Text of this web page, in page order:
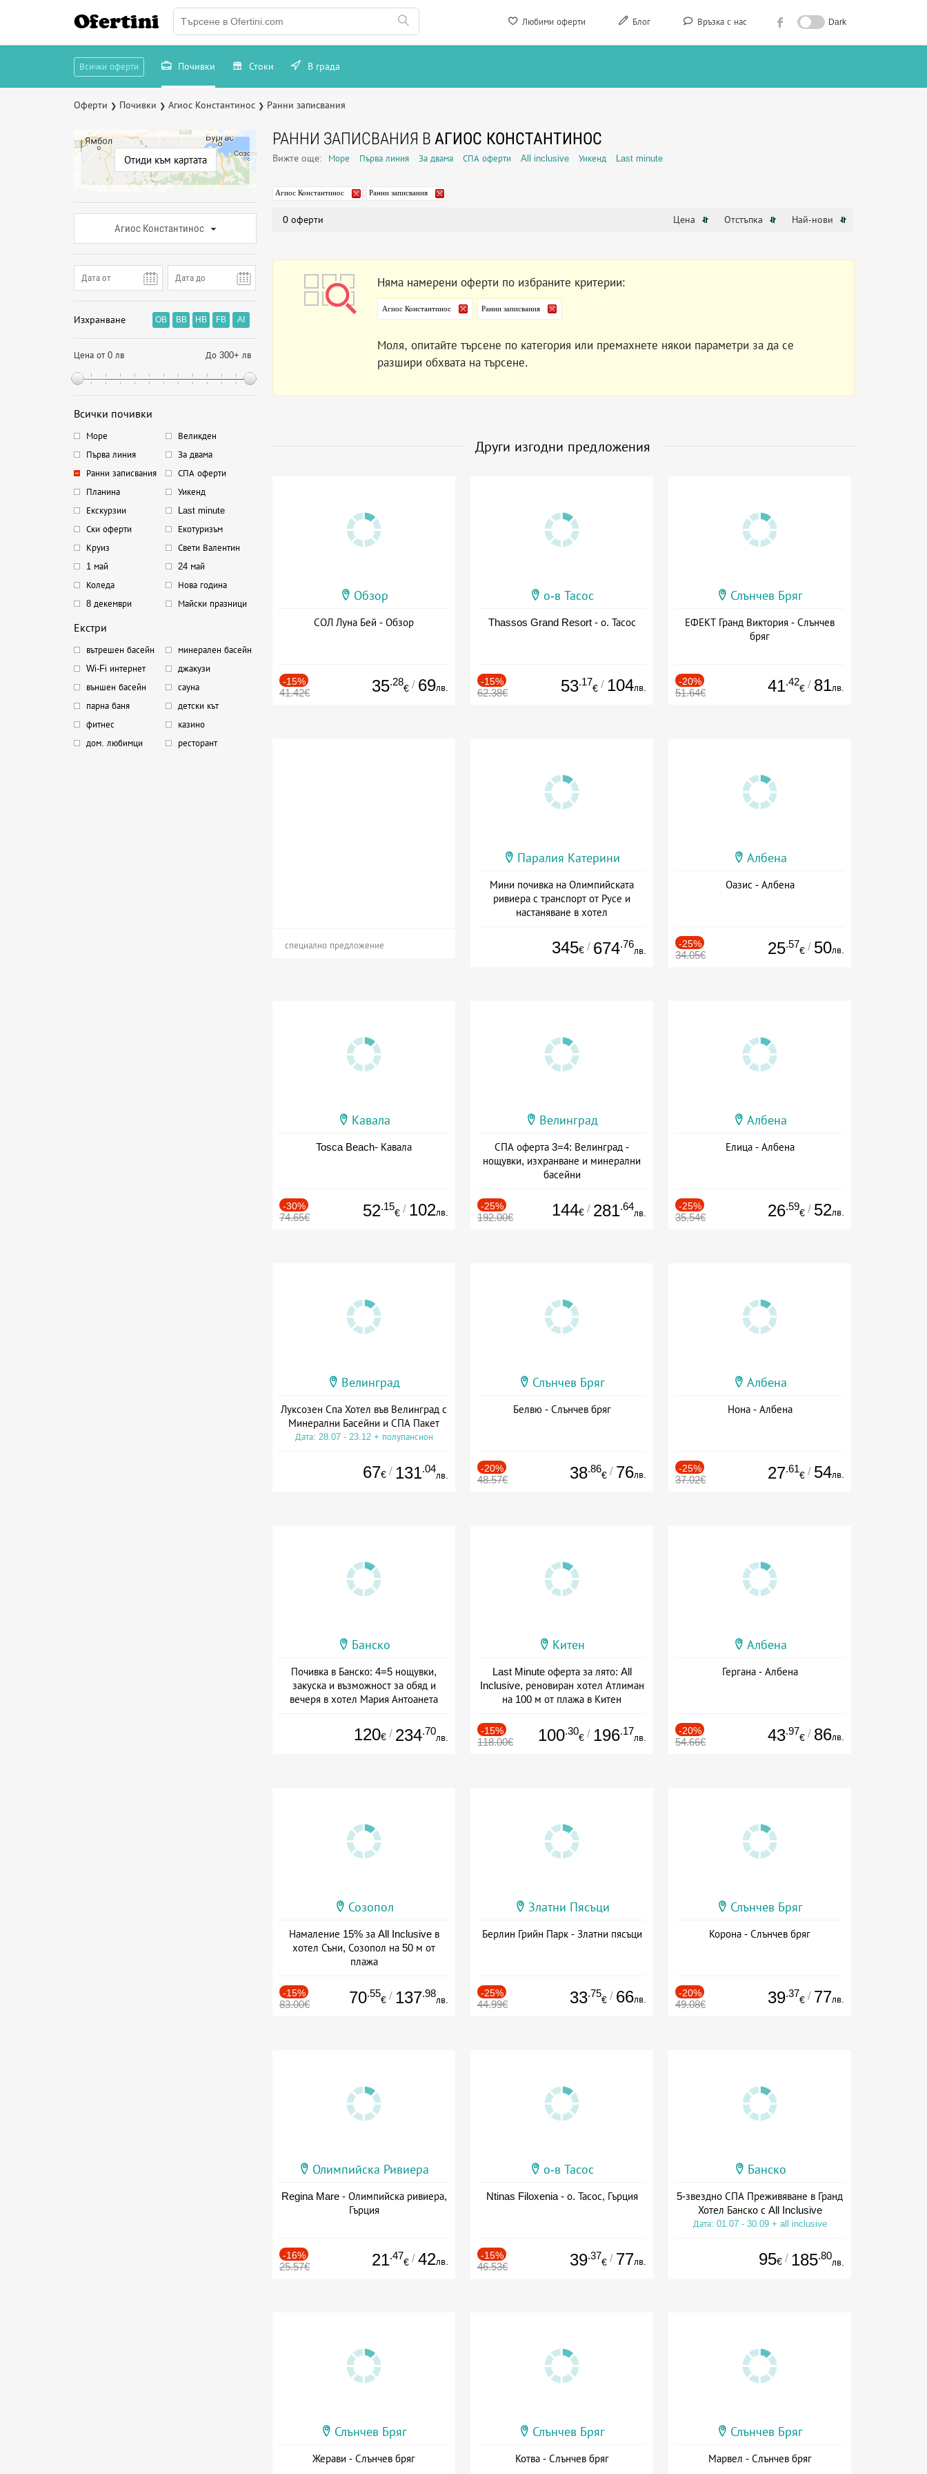
Любими оферти Блог Връзка с нас Dark
Ofertini
Всички оферти Почивки Стоки В града
Оферти ❯ Почивки ❯ Агиос Константинос ❯ Ранни записвания
Отиди към картата
Агиос Константинос
Изхранване OB BB HB FB AI
Цена от 0 лв До 300+ лв
Всички почивки
Море
Великден
Първа линия
За двама
Ранни записвания
СПА оферти
Планина
Уикенд
Екскурзии
Last minute
Ски оферти
Екотуризъм
Круиз
Свети Валентин
1 май
24 май
Коледа
Нова година
8 декември
Майски празници
Екстри
вътрешен басейн
минерален басейн
Wi-Fi интернет
джакузи
външен басейн
сауна
парна баня
детски кът
фитнес
казино
дом. любимци
ресторант
РАННИ ЗАПИСВАНИЯ В АГИОС КОНСТАНТИНОС
Вижте още: Море Първа линия За двама СПА оферти All inclusive Уикенд Last minute
Агиос Константинос Ранни записвания
0 оферти Цена Отстъпка Най-нови
Няма намерени оферти по избраните критерии:
Агиос Константинос Ранни записвания
Моля, опитайте търсене по категория или премахнете някои параметри за да се
разшири обхвата на търсене.
Други изгодни предложения
Обзор
СОЛ Луна Бей - Обзор
-15%
41.42€ 35.28
€ / 69лв.
о-в Тасос
Thassos Grand Resort - о. Тасос
-15%
62.38€ 53.17
€ / 104лв.
Слънчев Бряг
ЕФЕКТ Гранд Виктория - Слънчев
бряг
-20%
51.64€ 41.42
€ / 81лв.
специално предложение
Паралия Катерини
Мини почивка на Олимпийската
ривиера с транспорт от Русе и
настаняване в хотел
345€ / 674.76
лв.
Албена
Оазис - Албена
-25%
34.05€ 25.57
€ / 50лв.
Кавала
Tosca Beach- Кавала
-30%
74.65€ 52.15
€ / 102лв.
Велинград
СПА оферта 3=4: Велинград -
нощувки, изхранване и минерални
басейни
-25%
192.00€ 144€ / 281.64
лв.
Албена
Елица - Албена
-25%
35.54€ 26.59
€ / 52лв.
Велинград
Луксозен Спа Хотел във Велинград с
Минерални Басейни и СПА Пакет
Дата: 28.07 - 23.12 + полупансион
67€ / 131.04
лв.
Слънчев Бряг
Белвю - Слънчев бряг
-20%
48.57€ 38.86
€ / 76лв.
Албена
Нона - Албена
-25%
37.02€ 27.61
€ / 54лв.
Банско
Почивка в Банско: 4=5 нощувки,
закуска и възможност за обяд и
вечеря в хотел Мария Антоанета
120€ / 234.70
лв.
Китен
Last Minute оферта за лято: All
Inclusive, реновиран хотел Атлиман
на 100 м от плажа в Китен
-15%
118.00€ 100.30
€ / 196.17
лв.
Албена
Гергана - Албена
-20%
54.66€ 43.97
€ / 86лв.
Созопол
Намаление 15% за All Inclusive в
хотел Съни, Созопол на 50 м от
плажа
-15%
83.00€ 70.55
€ / 137.98
лв.
Златни Пясъци
Берлин Грийн Парк - Златни пясъци
-25%
44.99€ 33.75
€ / 66лв.
Слънчев Бряг
Корона - Слънчев бряг
-20%
49.08€ 39.37
€ / 77лв.
Олимпийска Ривиера
Regina Mare - Олимпийска ривиера,
Гърция
-16%
25.57€ 21.47
€ / 42лв.
о-в Тасос
Ntinas Filoxenia - о. Тасос, Гърция
-15%
46.53€ 39.37
€ / 77лв.
Банско
5-звездно СПА Преживяване в Гранд
Хотел Банско с All Inclusive
Дата: 01.07 - 30.09 + all inclusive
95€ / 185.80
лв.
Слънчев Бряг
Жерави - Слънчев бряг
Слънчев Бряг
Котва - Слънчев бряг
Слънчев Бряг
Марвел - Слънчев бряг